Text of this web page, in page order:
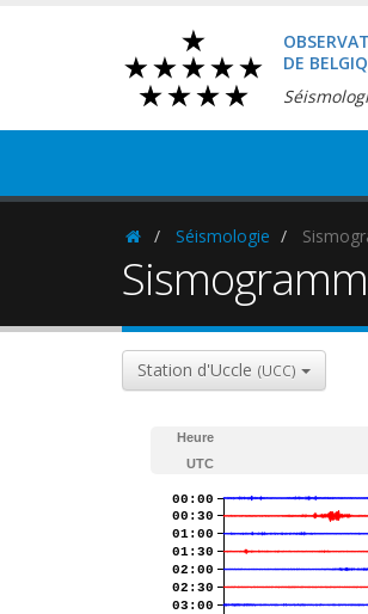
DE
HomepageSéismologie
Station d'Uccle (UCC)
Heure
UTC
00:00
00:30
01:00
01:30
02:00
02:30
03:00